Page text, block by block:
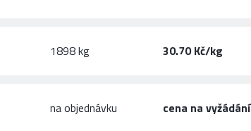
1898 kg 30.70 Kč/kg
na objednávku cena na vyžádání